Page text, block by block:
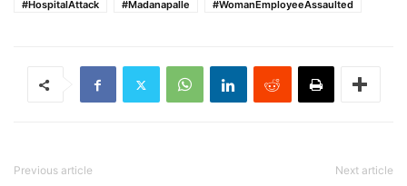
#HospitalAttack
#Madanapalle #WomanEmployeeAssaulted
Previous article Next article